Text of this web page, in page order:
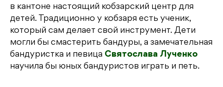
в кантоне настоящий кобзарский центр для
детей. Традиционно у кобзаря есть ученик,
который сам делает свой инструмент. Дети
могли бы смастерить бандуры, а замечательная
бандуристка и певица Святослава Лученко
научила бы юных бандуристов играть и петь.